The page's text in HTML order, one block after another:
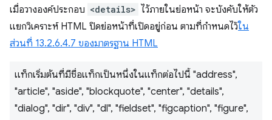
เมื่อวางองค์ประกอบ <details> ไว้ภายในย่อหน้า จะบังคับให้ตัว
แยกวิเคราะห์ HTML ปิดย่อหน้าที่เปิดอยู่ก่อน ตามที่กำหนดไว้ใน
ส่วนที่ 13.2.6.4.7 ของมาตรฐาน HTML
แท็กเริ่มต้นที่มีชื่อแท็กเป็นหนึ่งในแท็กต่อไปนี้ "address",
"article", "aside", "blockquote", "center", "details",
"dialog", "dir", "div", "dl", "fieldset", "figcaption", "figure",